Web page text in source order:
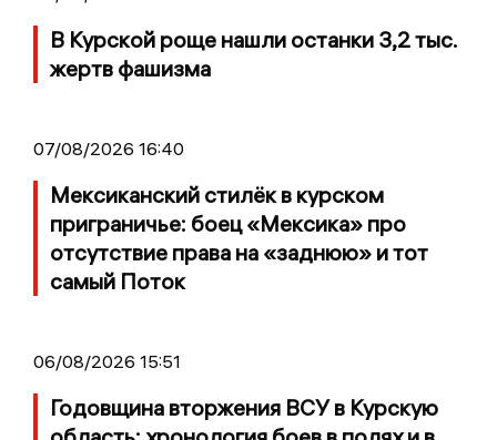
В Курской роще нашли останки 3,2 тыс.
жертв фашизма
07/08/2026 16:40
Мексиканский стилёк в курском
приграничье: боец «Мексика» про
отсутствие права на «заднюю» и тот
самый Поток
06/08/2026 15:51
Годовщина вторжения ВСУ в Курскую